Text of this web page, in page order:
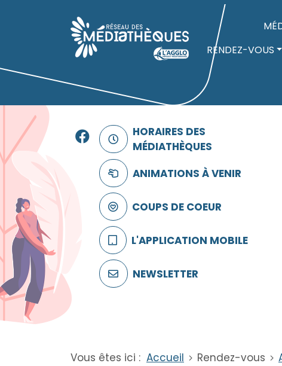
Accueil
RENDEZ-VOUS
FacebookHORAIRES DES
MÉDIATHÈQUES
ANIMATIONS À VENIR
COUPS DE COEUR
L'APPLICATION MOBILE
NEWSLETTER
Vous êtes ici : Accueil Rendez-vous